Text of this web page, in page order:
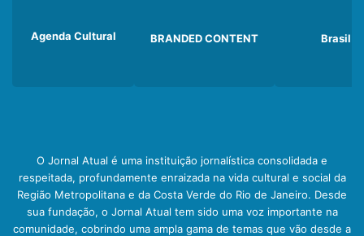
Agenda Cultural BRANDED CONTENT Brasil
O Jornal Atual é uma instituição jornalística consolidada e
respeitada, profundamente enraizada na vida cultural e social da
Região Metropolitana e da Costa Verde do Rio de Janeiro. Desde
sua fundação, o Jornal Atual tem sido uma voz importante na
comunidade, cobrindo uma ampla gama de temas que vão desde a